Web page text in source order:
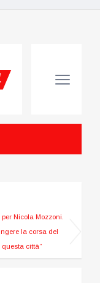
Nicola Mozzoni.
la corsa del
città”